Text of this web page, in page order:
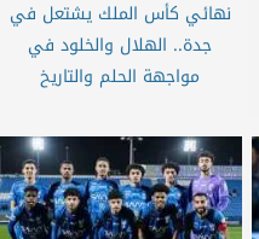
نهائي كأس الملك يشتعل في
جدة.. الهلال والخلود في
مواجهة الحلم والتاريخ